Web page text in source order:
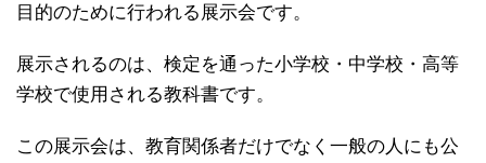
目的のために行われる展示会です。
展示されるのは、検定を通った小学校・中学校・高等
学校で使用される教科書です。
この展示会は、教育関係者だけでなく一般の人にも公